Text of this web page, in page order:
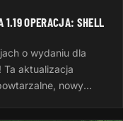
1.19 OPERACJA: SHELL
o wydaniu dla
Ta aktualizacja
nowy